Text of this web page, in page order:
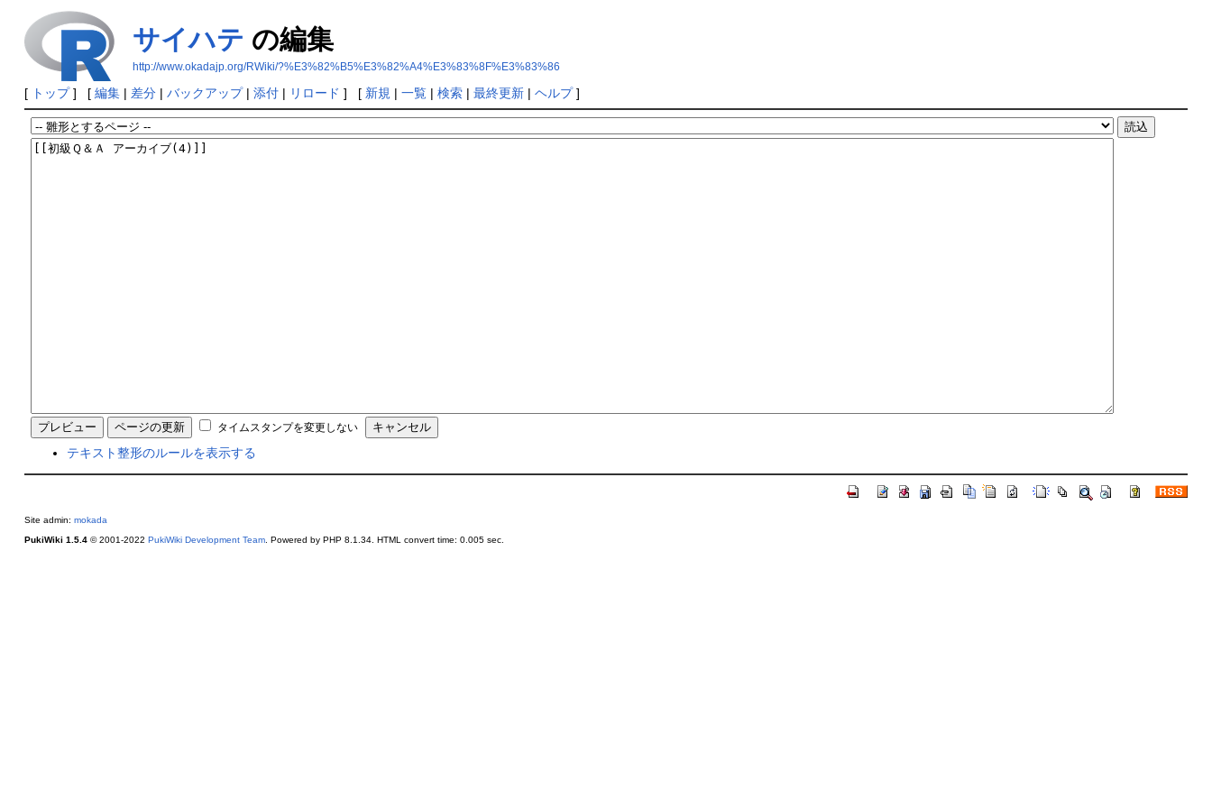
サイハテ の編集
http://www.okadajp.org/RWiki/?%E3%82%B5%E3%82%A4%E3%83%8F%E3%83%86
[ トップ] [ 編集| 差分| バックアップ| 添付| リロード ] [ 新規 | 一覧| 検索| 最終更新| ヘルプ]
タイムスタンプを変更しない
テキスト整形のルールを表示する
Site admin: mokada
PukiWiki 1.5.4© 2001-2022 PukiWiki Development Team. Powered by PHP 8.1.34. HTML convert time: 0.005 sec.